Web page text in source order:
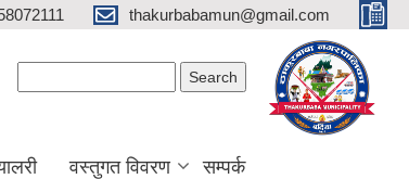
thakurbabamun@gmail.com
वस्तुगत विवरण सम्पर्क